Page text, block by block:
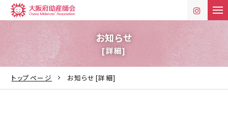
t
o
a
g
お知らせ
[詳細]
トップページ お知らせ[詳細]